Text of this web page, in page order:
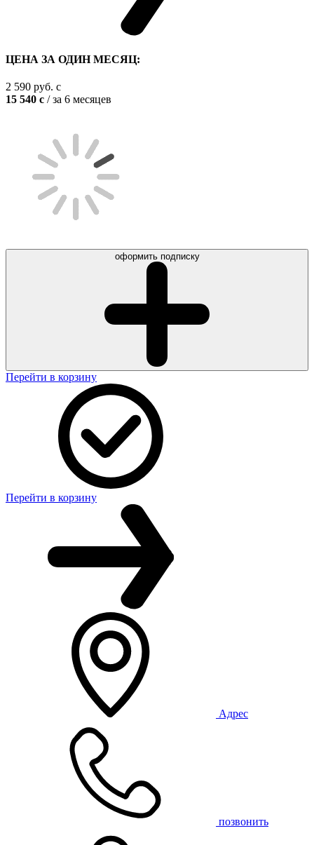
ЦЕНА ЗА ОДИН МЕСЯЦ:
2 590 руб. c
15 540 c / за 6 месяцев
оформить подписку
Перейти в корзину
Перейти в корзину
Адрес
позвонить